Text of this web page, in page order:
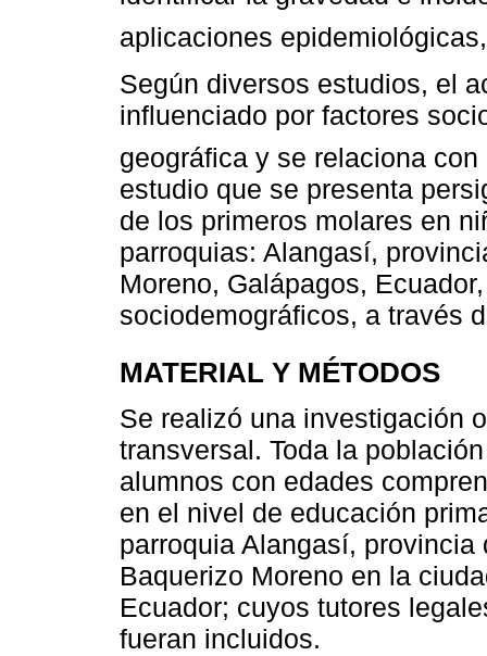
aplicaciones
Según diversos estudios, el
influenciado por factores
geográfica y se relaciona
estudio que se presenta
de los primeros molares en
parroquias: Alangasí,
Moreno, Galápagos,
sociodemográficos, a través
MATERIAL Y MÉTODOS
Se realizó una investigación
transversal. Toda la
alumnos con edades
en el nivel de educación
parroquia Alangasí,
Baquerizo Moreno en la
Ecuador; cuyos tutores
fueran incluidos.